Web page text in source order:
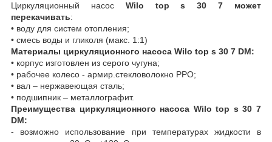
Циркуляционный насос Wilo top s 30 7 может
перекачивать:
• воду для систем отопления;
• смесь воды и гликоля (макс. 1:1)
Материалы циркуляционного насоса Wilo top s 30 7 DM:
• корпус изготовлен из серого чугуна;
• рабочее колесо - армир.стекловолокно РРО;
• вал – нержавеющая сталь;
• подшипник – металлографит.
Преимущества циркуляционного насоса Wilo top s 30 7
DM:
- возможно использование при температурах жидкости в